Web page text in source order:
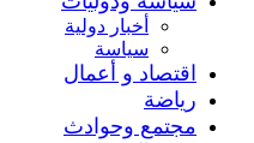
أخبار دولية
سياسة
اقتصاد و أعمال
رياضة
مجتمع وحوادث